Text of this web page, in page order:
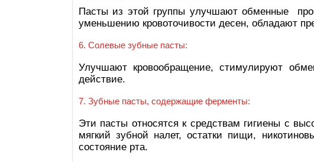
Пасты из этой группы улучшают обменные
уменьшению кровоточивости десен, обладают
6. Солевые зубные пасты:
Улучшают кровообращение, стимулируют
действие.
7. Зубные пасты, содержащие ферменты:
Эти пасты относятся к средствам гигиены с
мягкий зубной налет, остатки пищи,
состояние рта.